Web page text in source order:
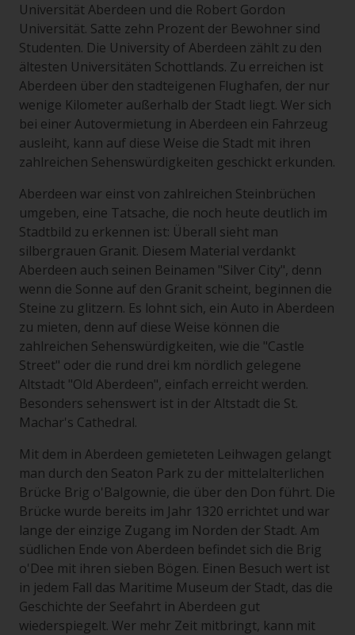
Universität Aberdeen und die Robert Gordon
Universität. Satte zehn Prozent der Bewohner sind
Studenten. Die University of Aberdeen zählt zu den
ältesten Universitäten Schottlands. Zu erreichen ist
Aberdeen über den stadteigenen Flughafen, der nur
wenige Kilometer außerhalb der Stadt liegt. Wer sich
bei einer Autovermietung in Aberdeen ein Fahrzeug
ausleiht, kann auf diese Weise die Stadt mit ihren
zahlreichen Sehenswürdigkeiten geschickt erkunden.
Aberdeen war einst von zahlreichen Steinbrüchen
umgeben, eine Tatsache, die noch heute deutlich im
Stadtbild zu erkennen ist: Überall sieht man
silbergrauen Granit. Diesem Material verdankt
Aberdeen auch seinen Beinamen "Silver City", denn
wenn die Sonne auf den Granit scheint, beginnen die
Steine zu glitzern. Es lohnt sich, ein Auto in Aberdeen
zu mieten, denn auf diese Weise können die
zahlreichen Sehenswürdigkeiten, wie die "Castle
Street" oder die rund drei km nördlich gelegene
Altstadt "Old Aberdeen", einfach erreicht werden.
Besonders sehenswert ist in der Altstadt die St.
Machar's Cathedral.
Mit dem in Aberdeen gemieteten Leihwagen gelangt
man durch den Seaton Park zu der mittelalterlichen
Brücke Brig o'Balgownie, die über den Don führt. Die
Brücke wurde bereits im Jahr 1320 errichtet und war
lange der einzige Zugang im Norden der Stadt. Am
südlichen Ende von Aberdeen befindet sich die Brig
o'Dee mit ihren sieben Bögen. Einen Besuch wert ist
in jedem Fall das Maritime Museum der Stadt, das die
Geschichte der Seefahrt in Aberdeen gut
wiederspiegelt. Wer mehr Zeit mitbringt, kann mit